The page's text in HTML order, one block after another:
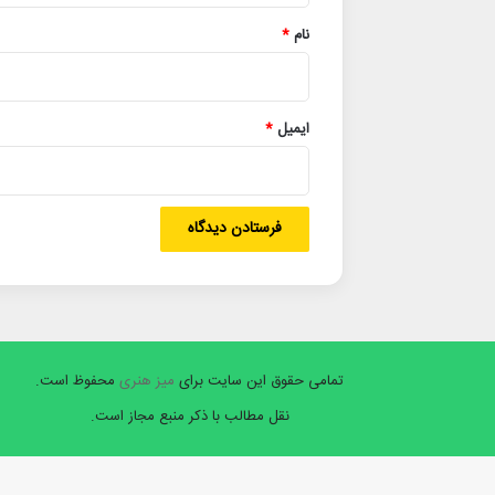
نام*
ایمیل*
تمامی حقوق این سایت برای میز هنری محفوظ است.
نقل مطالب با ذکر منبع مجاز است.